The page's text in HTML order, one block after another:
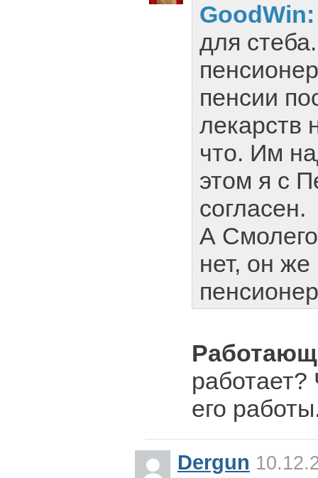
для
пенсии
лекарств
что. Им
этом я с
согласен.
А
нет, он же
его
Dergun